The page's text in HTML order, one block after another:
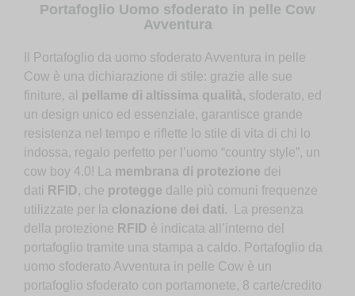
Portafoglio Uomo sfoderato in pelle Cow
Avventura
Il Portafoglio da uomo sfoderato Avventura in pelle
Cow è una dichiarazione di stile: grazie alle sue
finiture, al pellame di altissima qualità, sfoderato, ed
un design unico ed essenziale, garantisce grande
resistenza nel tempo e riflette lo stile di vita di chi lo
indossa, regalo perfetto per l’uomo “country style”, un
cow boy 4.0! La membrana di protezione dei
dati RFID, che protegge dalle più comuni frequenze
utilizzate per la clonazione dei dati. La presenza
della protezione RFID è indicata all’interno del
portafoglio tramite una stampa a caldo. Portafoglio da
uomo sfoderato Avventura in pelle Cow è un
portafoglio sfoderato con portamonete, 8 carte/credito